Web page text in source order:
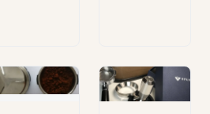
コな活用術。
ッソ用とフィ
ルター用の選